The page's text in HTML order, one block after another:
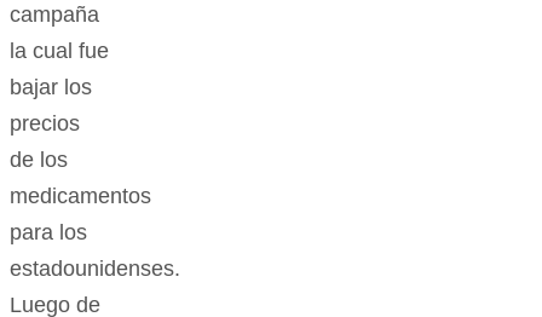
campaña
la cual fue
bajar los
precios
de los
medicamentos
para los
estadounidenses.
Luego de